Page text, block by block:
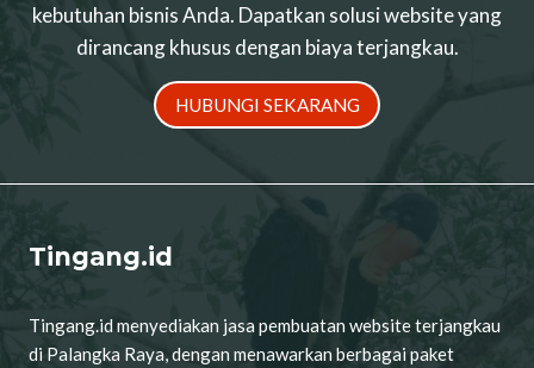
kebutuhan bisnis Anda. Dapatkan solusi website yang
dirancang khusus dengan biaya terjangkau.
HUBUNGI SEKARANG
Tingang.id
Tingang.id menyediakan jasa pembuatan website terjangkau
di Palangka Raya, dengan menawarkan berbagai paket